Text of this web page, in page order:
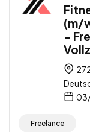
(m/
–
Freelance